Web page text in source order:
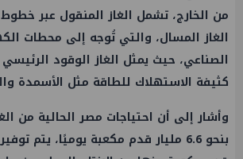
من الخارج، تشمل الغاز المنقول عبر
الغاز المسال، والتي تُوجه إلى محطات
الصناعي، حيث يمثل الغاز الوقود
كثيفة الاستهلاك للطاقة مثل الأسمدة
وأشار إلى أن احتياجات مصر الحالية من